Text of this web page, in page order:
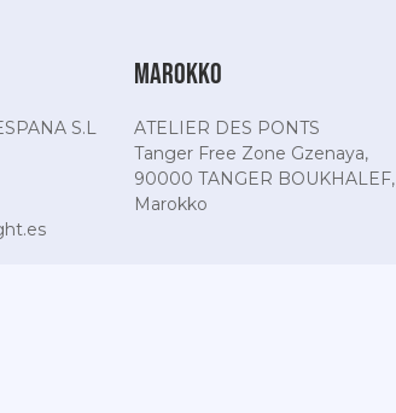
S.L
Marokko
ATELIER DES PONTS
Tanger Free Zone Gzenaya,
90000 TANGER BOUKHALEF,
Marokko